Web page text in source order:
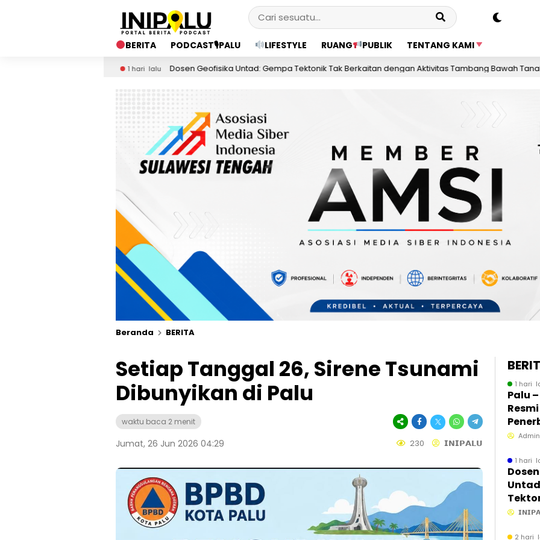
BERITA PODCAST🎙PALU LIFESTYLE RUANG PUBLIK TENTANG KAMI
Dosen Geofisika Untad: Gempa Tektonik Tak Berkaitan dengan Aktivitas Tambang Bawah Tanah 2 hari lalu
Beranda BERITA
Setiap Tanggal 26, Sirene Tsunami
Dibunyikan di Palu
waktu baca 2 menit
Jumat, 26 Jun 2026 04:29 230 𝗜𝗡𝗜𝗣𝗔𝗟𝗨
1 hari
Palu
1 hari
2 hari